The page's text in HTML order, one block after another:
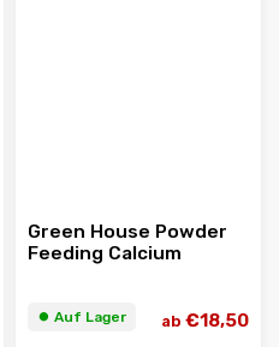
Green House Powder
Feeding Calcium
⏺︎ Auf Lager ab €18,50